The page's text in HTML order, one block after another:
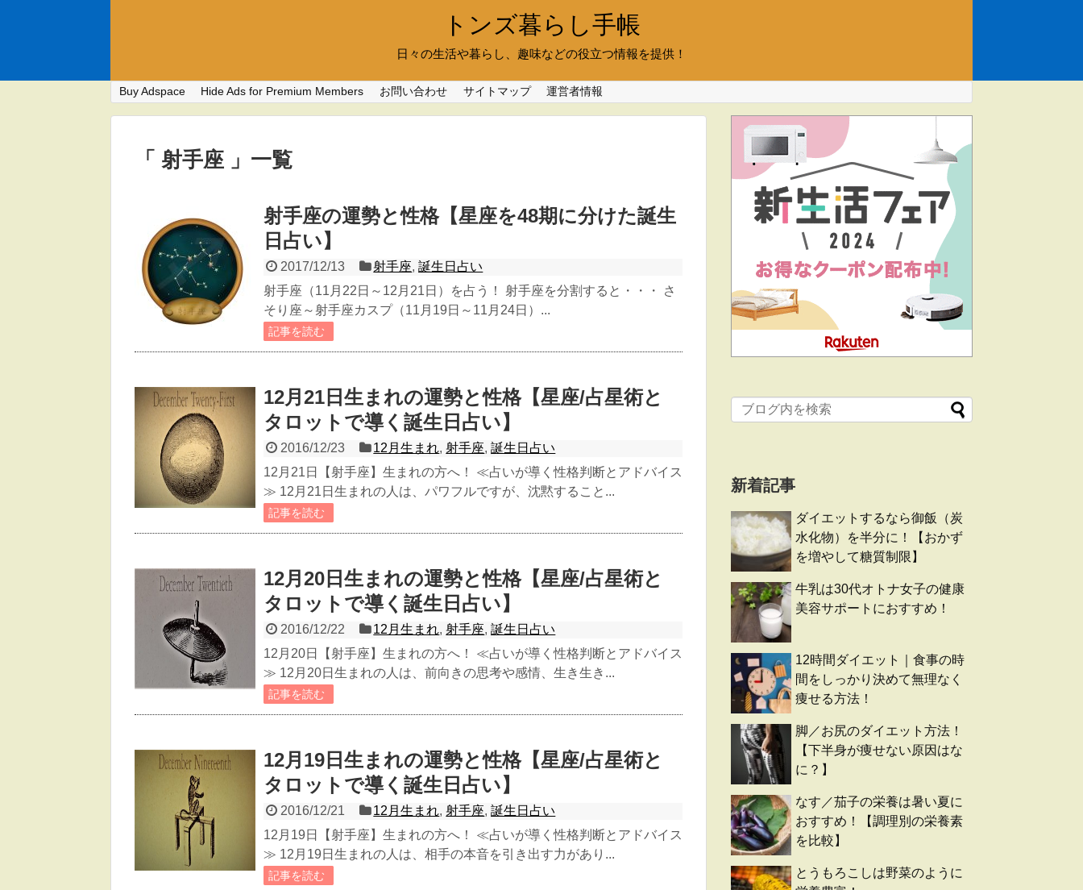
トンズ暮らし手帳
日々の生活や暮らし、趣味などの役立つ情報を提供！
Buy Adspace Hide Ads for Premium Members お問い合わせ サイトマップ 運営者情報
「 射手座 」一覧
射手座の運勢と性格【星座を48期に分けた誕生
日占い】
2017/12/13 射手座,誕生日占い
射手座（11月22日～12月21日）を占う！ 射手座を分割すると・・・ さ
そり座～射手座カスプ（11月19日～11月24日）...
記事を読む
12月21日生まれの運勢と性格【星座/占星術と
タロットで導く誕生日占い】
2016/12/23 12月生まれ,射手座,誕生日占い
12月21日【射手座】生まれの方へ！ ≪占いが導く性格判断とアドバイス
≫ 12月21日生まれの人は、パワフルですが、沈黙すること...
記事を読む
12月20日生まれの運勢と性格【星座/占星術と
タロットで導く誕生日占い】
2016/12/22 12月生まれ,射手座,誕生日占い
12月20日【射手座】生まれの方へ！ ≪占いが導く性格判断とアドバイス
≫ 12月20日生まれの人は、前向きの思考や感情、生き生き...
記事を読む
12月19日生まれの運勢と性格【星座/占星術と
タロットで導く誕生日占い】
2016/12/21 12月生まれ,射手座,誕生日占い
12月19日【射手座】生まれの方へ！ ≪占いが導く性格判断とアドバイス
≫ 12月19日生まれの人は、相手の本音を引き出す力があり...
記事を読む
新着記事
ダイエットするなら御飯（炭
水化物）を半分に！【おかず
を増やして糖質制限】
牛乳は30代オトナ女子の健康
美容サポートにおすすめ！
12時間ダイエット｜食事の時
間をしっかり決めて無理なく
痩せる方法！
脚／お尻のダイエット方法！
【下半身が痩せない原因はな
に？】
なす／茄子の栄養は暑い夏に
おすすめ！【調理別の栄養素
を比較】
とうもろこしは野菜のように